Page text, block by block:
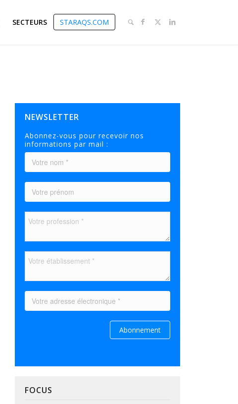
SECTEURS STARAQS.COM
NEWSLETTER
FOCUS